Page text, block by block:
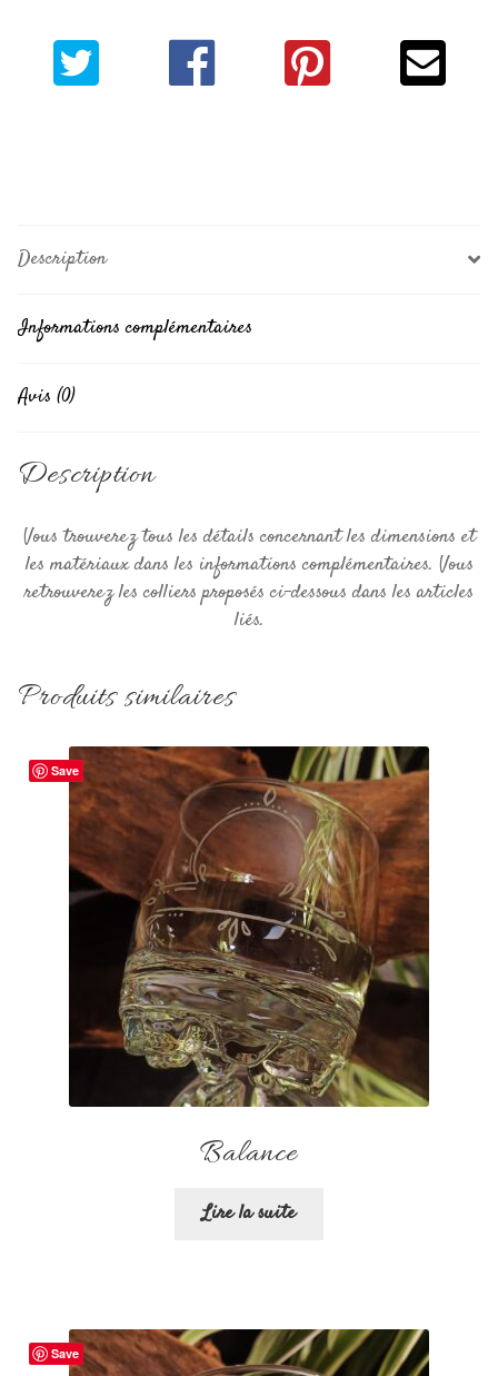
Description
Informations complémentaires
Avis (0)
Description
Vous trouverez tous les détails concernant les dimensions et
les matériaux dans les informations complémentaires. Vous
retrouverez les colliers proposés ci-dessous dans les articles
liés.
Produits similaires
Save
Balance
Lire la suite
Save